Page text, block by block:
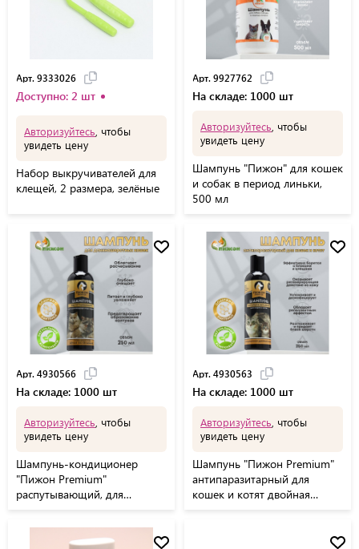
Арт. 9333026
Доступно: 2 шт
Авторизуйтесь , чтобы
увидеть цену
Набор выкручивателей для
клещей, 2 размера, зелёные
Арт. 9927762
На складе: 1000 шт
Авторизуйтесь , чтобы
увидеть цену
Шампунь "Пижон" для кошек
и собак в период линьки,
500 мл
Арт. 4930566
На складе: 1000 шт
Авторизуйтесь , чтобы
увидеть цену
Шампунь-кондиционер
"Пижон Premium"
распутывающий, для
Арт. 4930563
На складе: 1000 шт
Авторизуйтесь , чтобы
увидеть цену
Шампунь "Пижон Premium"
антипаразитарный для
кошек и котят двойная